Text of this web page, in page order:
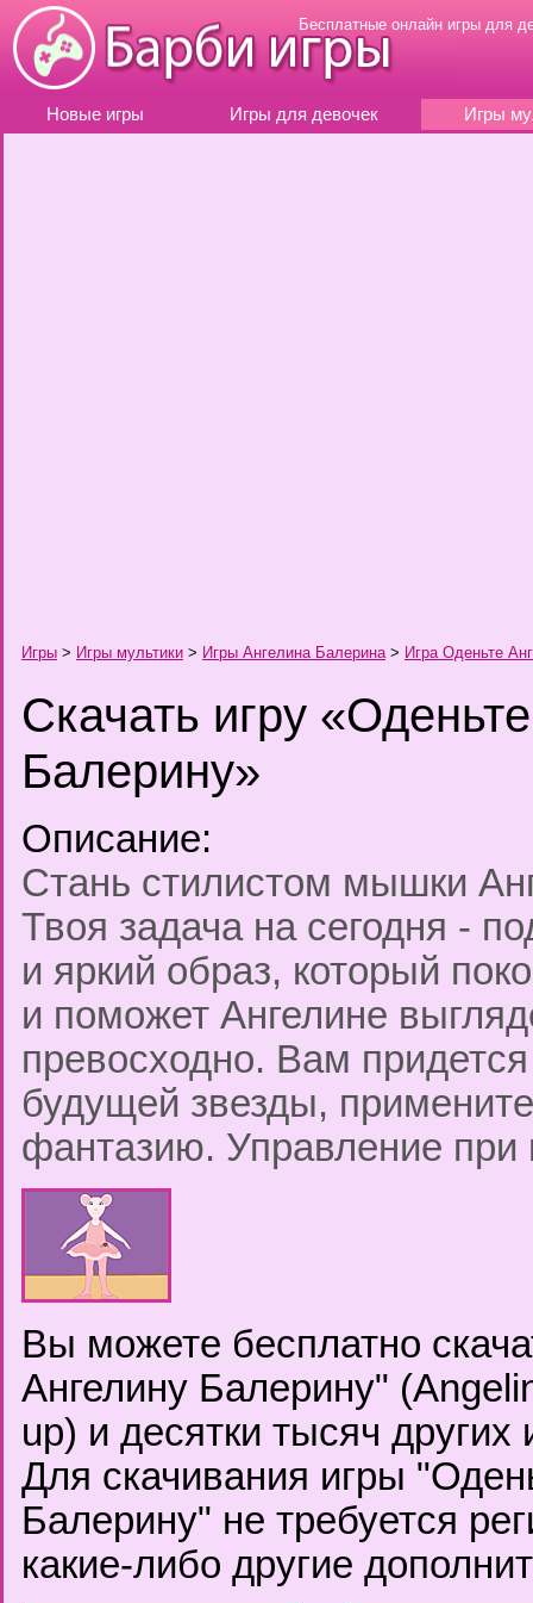
Бесплатные онлайн игры для
Новые игры Игры для девочек Игры
Игры > Игры мультики > Игры Ангелина Балерина> Игра Оденьте
Скачать игру
Балерину»
Описание:
Стань стилистом мышки
Твоя задача на сегодня -
и яркий образ, который
и поможет Ангелине
превосходно. Вам
будущей звезды,
фантазию. Управление
Вы можете бесплатно
Ангелину Балерину"
up) и десятки тысяч других
Для скачивания игры
Балерину" не требуется
какие-либо другие